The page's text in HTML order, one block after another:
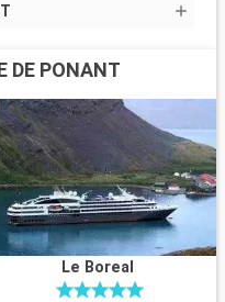
DE PONANT
Le Boreal